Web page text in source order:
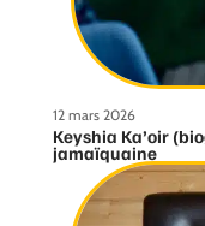
12 mars 2026
Keyshia Ka’oir
jamaïquaine